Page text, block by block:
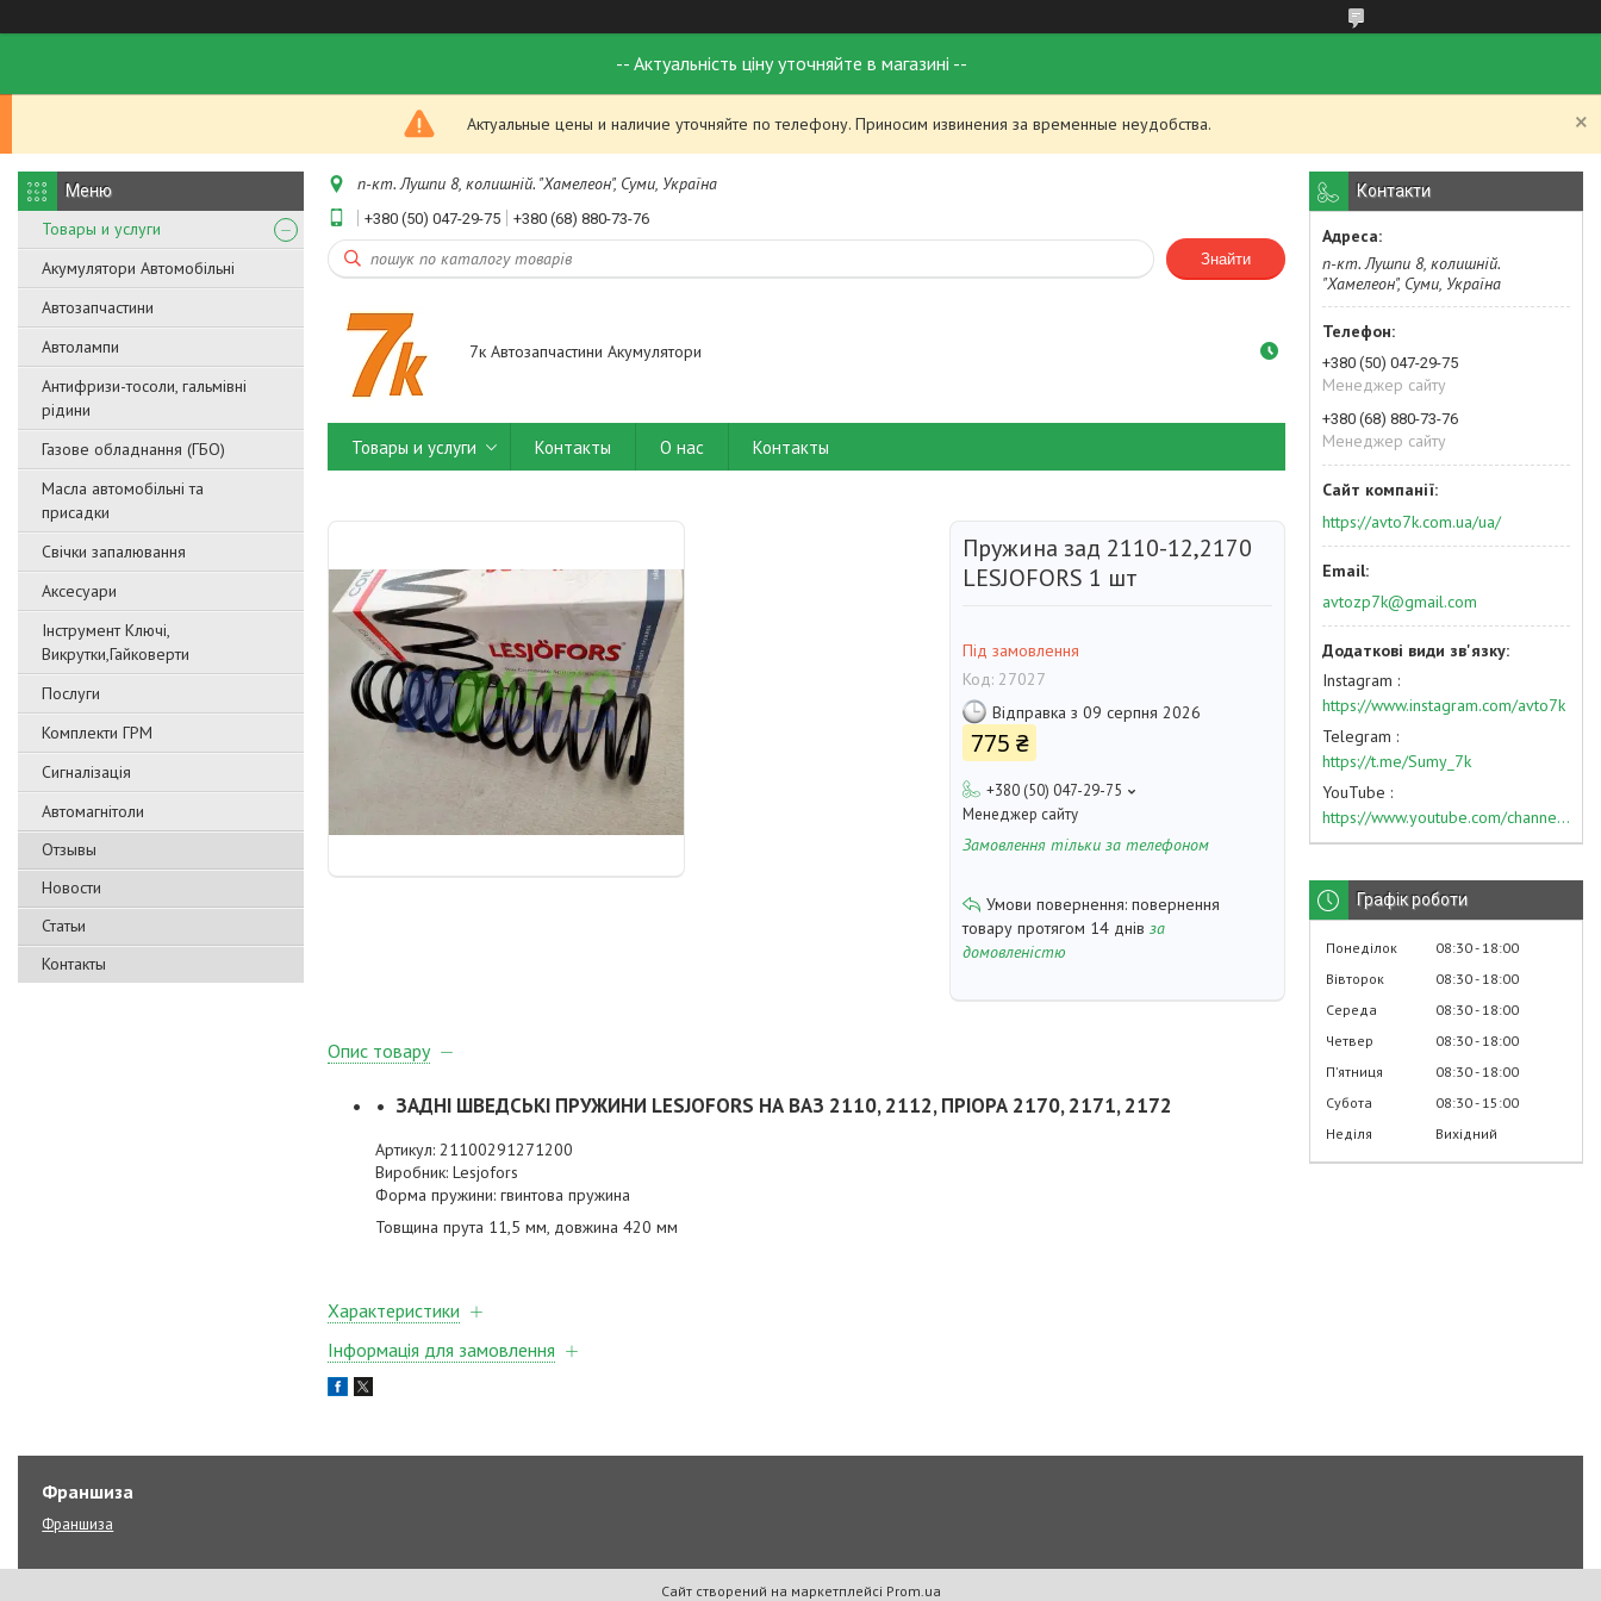
-- Актуальність ціну уточняйте в магазині --
Актуальные цены и наличие уточняйте по телефону. Приносим извинения за временные неудобства.
Товары и услуги
Акумулятори Автомобільні
Автозапчастини
Автолампи
Антифризи-тосоли, гальмівні
рідини
Газове обладнання (ГБО)
Масла автомобільні та
присадки
Свічки запалювання
Аксесуари
Інструмент Ключі,
Викрутки,Гайковерти
Послуги
Комплекти ГРМ
Сигналізація
Автомагнітоли
Отзывы
Новости
Статьи
Контакты
п-кт. Лушпи 8, колишній. "Хамелеон", Суми, Україна
+380 (50) 047-29-75 +380 (68) 880-73-76
Знайти
7к Автозапчастини Акумулятори
Товары и услуги Контакты О нас Контакты
Пружина зад 2110-12,2170
LESJOFORS 1 шт
Під замовлення
Код: 27027
Відправка з 09 серпня 2026
775 ₴
+380 (50) 047-29-75
Менеджер сайту
Замовлення тільки за телефоном
повернення
товару протягом 14 днів за
домовленістю
Опис товару
ЗАДНІ ШВЕДСЬКІ ПРУЖИНИ LESJOFORS НА ВАЗ 2110, 2112, ПРІОРА 2170, 2171, 2172
Артикул: 21100291271200
Виробник: Lesjofors
Форма пружини: гвинтова пружина
Товщина прута 11,5 мм, довжина 420 мм
Характеристики
Інформація для замовлення
Контакти
п-кт. Лушпи 8, колишній.
"Хамелеон", Суми, Україна
+380 (50) 047-29-75
Менеджер сайту
+380 (68) 880-73-76
Менеджер сайту
https://avto7k.com.ua/ua/
avtozp7k@gmail.com
Instagram
https://www.instagram.com/avto7k
Telegram
https://t.me/Sumy_7k
YouTube
https://www.youtube.com/channel/UC574nvqqf5H_LzT4Va_GpQg?view_as=subscriber
Графік роботи
Понеділок 08:30 18:00
Вівторок
08:30 18:00
Середа
08:30 18:00
Четвер
08:30 18:00
Пʼятниця
08:30 18:00
Субота
08:30 15:00
Неділя
Вихідний
Франшиза
Франшиза
Сайт створений на маркетплейсі Prom.ua